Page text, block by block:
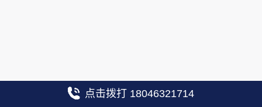
点击拨打 18046321714